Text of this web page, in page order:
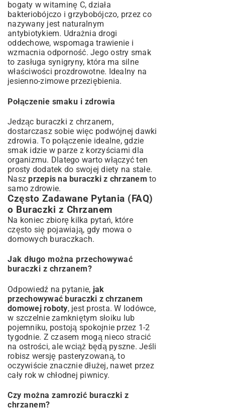
bogaty w witaminę C, działa
bakteriobójczo i grzybobójczo, przez co
nazywany jest naturalnym
antybiotykiem. Udrażnia drogi
oddechowe, wspomaga trawienie i
wzmacnia odporność. Jego ostry smak
to zasługa synigryny, która ma silne
właściwości prozdrowotne. Idealny na
jesienno-zimowe przeziębienia.
Połączenie smaku i zdrowia
Jedząc buraczki z chrzanem,
dostarczasz sobie więc podwójnej dawki
zdrowia. To połączenie idealne, gdzie
smak idzie w parze z korzyściami dla
organizmu. Dlatego warto włączyć ten
prosty dodatek do swojej diety na stałe.
Naszprzepis na buraczki z chrzanem to
samo zdrowie.
Często Zadawane Pytania (FAQ)
o Buraczki z Chrzanem
Na koniec zbiorę kilka pytań, które
często się pojawiają, gdy mowa o
domowych buraczkach.
Jak długo można przechowywać
buraczki z chrzanem?
Odpowiedź na pytanie, jak
przechowywać buraczki z chrzanem
domowej roboty, jest prosta. W lodówce,
w szczelnie zamkniętym słoiku lub
pojemniku, postoją spokojnie przez 1-2
tygodnie. Z czasem mogą nieco stracić
na ostrości, ale wciąż będą pyszne. Jeśli
robisz wersję pasteryzowaną, to
oczywiście znacznie dłużej, nawet przez
cały rok w chłodnej piwnicy.
Czy można zamrozić buraczki z
chrzanem?